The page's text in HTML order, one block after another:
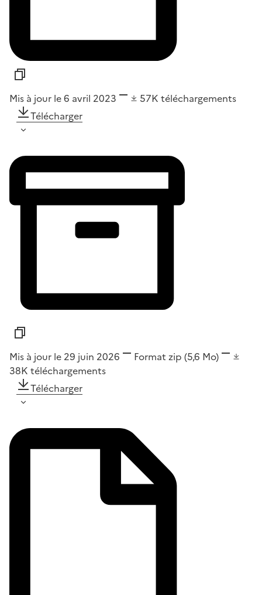
Mis à jour le 6 avril 2023 57K téléchargements
Télécharger
Mis à jour le 29 juin 2026 Format zip (5,6 Mo)
38K téléchargements
Télécharger